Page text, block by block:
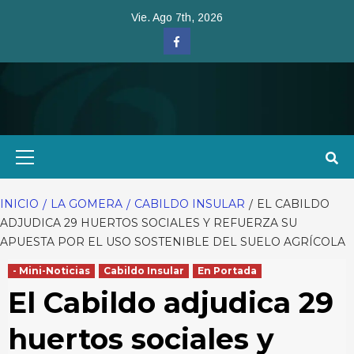
Vie. Ago 7th, 2026
Facebook
INICIO LA GOMERA CABILDO INSULAR
EL CABILDO
ADJUDICA 29 HUERTOS SOCIALES Y REFUERZA SU
APUESTA POR EL USO SOSTENIBLE DEL SUELO AGRÍCOLA
- Mini-Noticias Cabildo Insular En Portada
El Cabildo adjudica 29
huertos sociales y